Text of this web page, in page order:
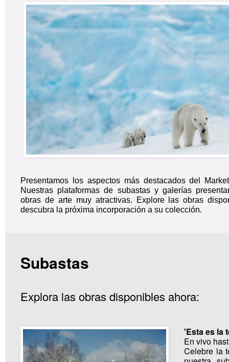
Presentamos los aspectos más destacados del
Nuestras plataformas de subastas y galerías
obras de arte muy atractivas. Explore las obras
descubra la próxima incorporación a su colección.
Subastas
Explora las obras disponibles ahora:
'Esta es la
En vivo
Celebre la